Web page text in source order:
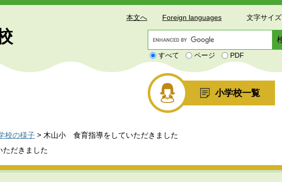
本文へ Foreign languages 文字サイズ
o
e
カ
ス
検
すべて ページ PDF
小学校一覧
校の様子 > 木山小 食育指導をしていただきました
だきました